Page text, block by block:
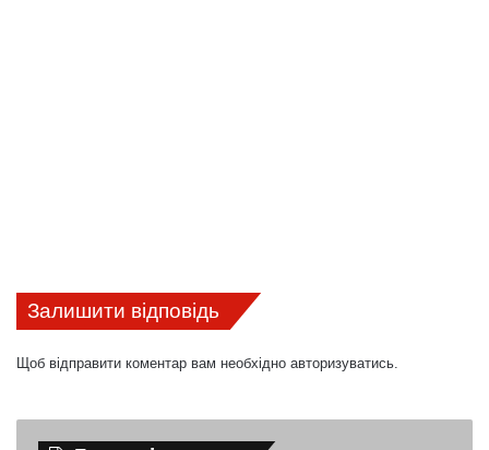
Залишити відповідь
Щоб відправити коментар вам необхідно авторизуватись.